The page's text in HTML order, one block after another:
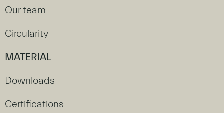
Our team
Circularity
MATERIAL
Downloads
Certifications